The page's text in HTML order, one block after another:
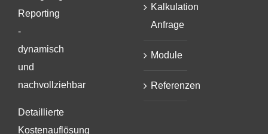
Reporting
-
dynamisch
und
nachvollziehbar
Detaillierte
Kostenauflösung
Kalkulation
Anfrage
Module
Referenzen